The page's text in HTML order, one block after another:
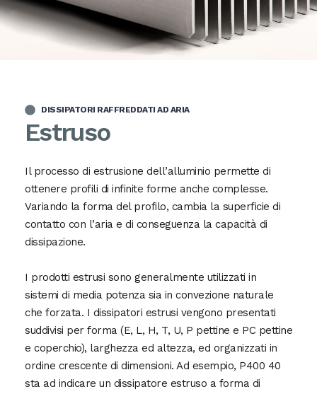
DISSIPATORI RAFFREDDATI AD ARIA
Estruso
Il processo di estrusione dell’alluminio permette di
ottenere profili di infinite forme anche complesse.
Variando la forma del profilo, cambia la superficie di
contatto con l’aria e di conseguenza la capacità di
dissipazione.
I prodotti estrusi sono generalmente utilizzati in
sistemi di media potenza sia in convezione naturale
che forzata. I dissipatori estrusi vengono presentati
suddivisi per forma (E, L, H, T, U, P pettine e PC pettine
e coperchio), larghezza ed altezza, ed organizzati in
ordine crescente di dimensioni. Ad esempio, P400 40
sta ad indicare un dissipatore estruso a forma di